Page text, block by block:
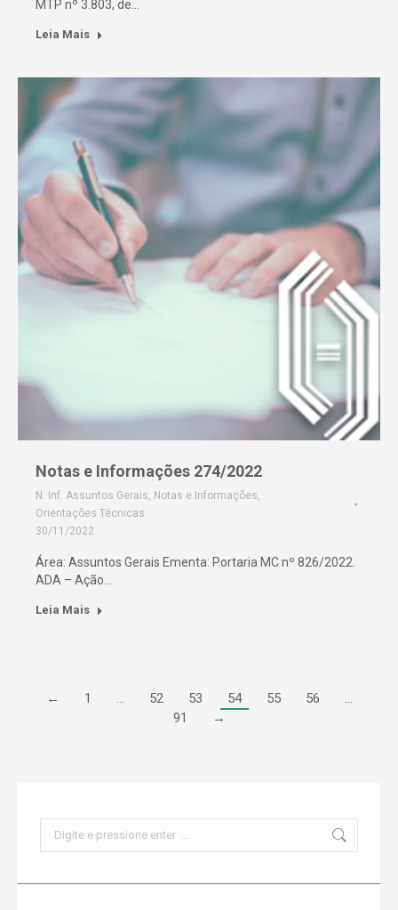
MTP nº 3.803, de…
Leia Mais
Notas e Informações 274/2022
N. Inf. Assuntos Gerais, Notas e Informações,
Orientações Técnicas
30/11/2022
Área: Assuntos Gerais Ementa: Portaria MC nº 826/2022.
ADA – Ação…
Leia Mais
← 1 … 52 53 54 55 56
…
91
→